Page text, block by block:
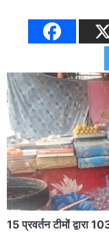
15 प्रवर्तन टीमों द्वारा